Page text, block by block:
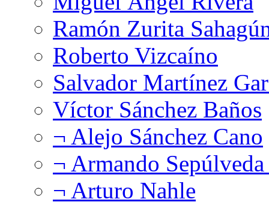
Ramón Zurita
Roberto Vizcaíno
Salvador Martínez
Víctor Sánchez Baños
¬ Alejo Sánchez Cano
¬ Armando
¬ Arturo Nahle